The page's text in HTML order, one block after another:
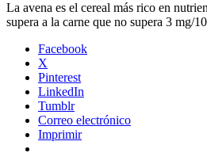
La avena es el cereal más rico en
supera a la carne que no supera 3
Facebook
X
Pinterest
LinkedIn
Tumblr
Correo electrónico
Imprimir